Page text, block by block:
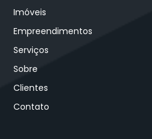
Imóveis
Empreendimentos
Serviços
Sobre
Clientes
Contato